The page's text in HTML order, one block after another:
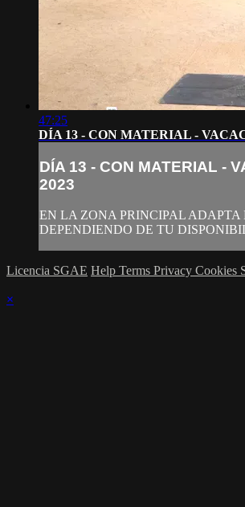
47:25
DÍA 13 - CON MATERIAL -
DÍA 13 - CON MATERIAL -
2023
EN LA ZONA PRINCIPAL ADAPTA
DEPENDIENDO DE TU
Licencia SGAE Help Terms Privacy Cookies
×